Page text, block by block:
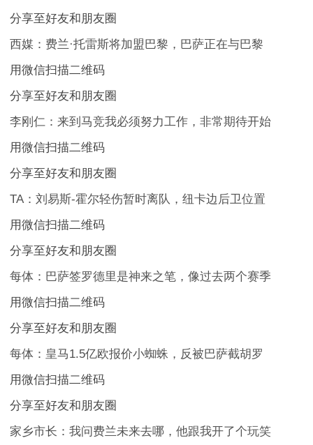
分享至好友和朋友圈
西媒：费兰·托雷斯将加盟巴黎，巴萨正在与巴黎
用微信扫描二维码
分享至好友和朋友圈
李刚仁：来到马竞我必须努力工作，非常期待开始
用微信扫描二维码
分享至好友和朋友圈
TA：刘易斯-霍尔轻伤暂时离队，纽卡边后卫位置
用微信扫描二维码
分享至好友和朋友圈
每体：巴萨签罗德里是神来之笔，像过去两个赛季
用微信扫描二维码
分享至好友和朋友圈
每体：皇马1.5亿欧报价小蜘蛛，反被巴萨截胡罗
用微信扫描二维码
分享至好友和朋友圈
家乡市长：我问费兰未来去哪，他跟我开了个玩笑